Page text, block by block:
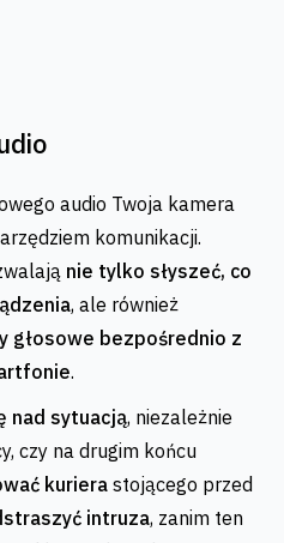
audio Twoja kamera
komunikacji.
nie tylko słyszeć, co
, ale również
głosowe bezpośrednio z
.
nad sytuacją, niezależnie
czy na drugim końcu
kuriera stojącego przed
intruza, zanim ten